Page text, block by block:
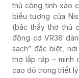
thủ công tinh xảo
biểu tượng của
(bậc thầy thợ thủ
động cơ VR38
sạch” đặc biệt,
thợ lắp ráp – minh
cao độ trong triết